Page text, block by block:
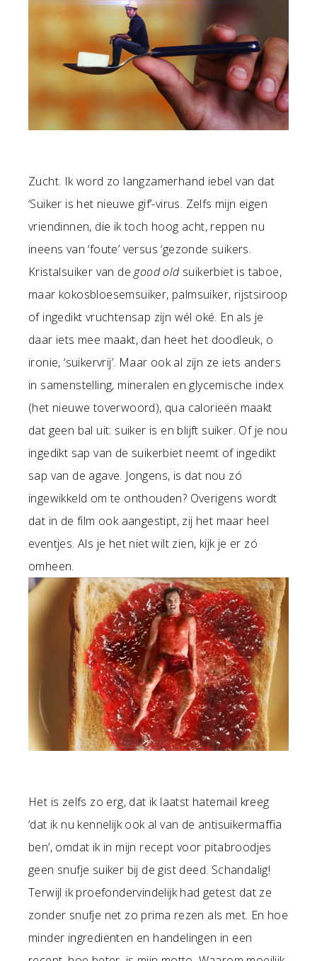
Zucht. Ik word zo langzamerhand iebel van dat
‘Suiker is het nieuwe gif’-virus. Zelfs mijn eigen
vriendinnen, die ik toch hoog acht, reppen nu
ineens van ‘foute’ versus ‘gezonde suikers.
Kristalsuiker van degood oldsuikerbiet is taboe,
maar kokosbloesemsuiker, palmsuiker, rijstsiroop
of ingedikt vruchtensap zijn wél oké. En als je
daar iets mee maakt, dan heet het doodleuk, o
ironie, ‘suikervrij’. Maar ook al zijn ze iets anders
in samenstelling, mineralen en glycemische index
(het nieuwe toverwoord), qua calorieën maakt
dat geen bal uit: suiker is en blijft suiker. Of je nou
ingedikt sap van de suikerbiet neemt of ingedikt
sap van de agave. Jongens, is dat nou zó
ingewikkeld om te onthouden? Overigens wordt
dat in de film ook aangestipt, zij het maar heel
eventjes. Als je het niet wilt zien, kijk je er zó
omheen.
Het is zelfs zo erg, dat ik laatst hatemail kreeg
‘dat ik nu kennelijk ook al van de antisuikermaffia
ben’, omdat ik in mijn recept voor pitabroodjes
geen snufje suiker bij de gist deed. Schandalig!
Terwijl ik proefondervindelijk had getest dat ze
zonder snufje net zo prima rezen als met. En hoe
minder ingrediënten en handelingen in een